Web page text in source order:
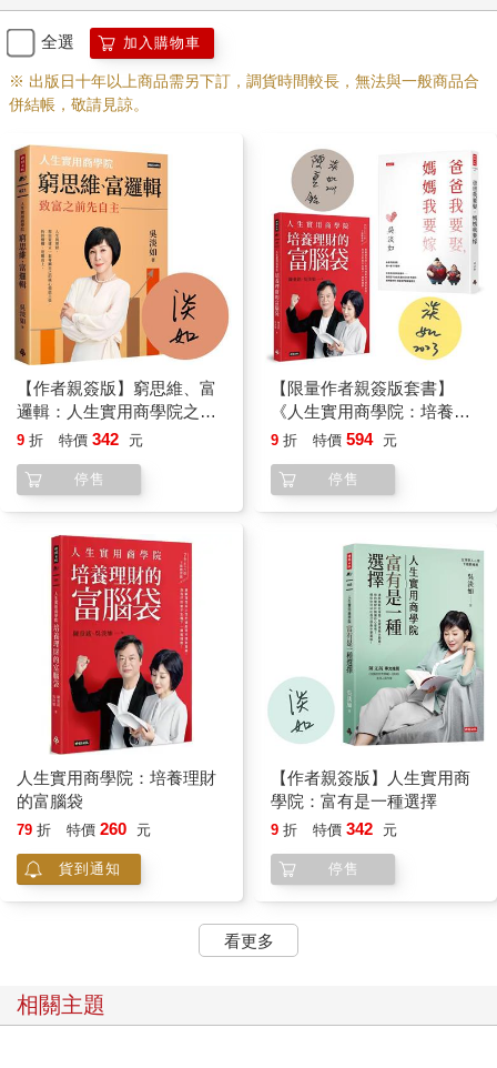
以輕鬆的跑完。不過去做身體檢查，卻發現自己已經有骨質疏鬆
的警訊，新陳代謝其實也沒到達標準值，而體脂率竟然是個胖
子……
的年齡大於平均值。你再怎麼努力的鍛鍊自己，再努力都沒及格
也是正常。
你只能讓自己老得不那麼難看，老得不那麼衰弱，只不過希望自
己不要摧枯拉朽迅速垮，千萬別幻想返老還童。
我們都希望明天會更好。但你真的相信隨著年歲增長，真有全面
性優化的可能嗎？
身體，在壯年之後就開始退化。中年之後，那種人力不能回天運
的感覺越來越強。我們唯一可能進化的，其實只有精神面。
這個時代的平台革命更迭太快……你的技能、經驗、知識甚至智
慧，過去有用，現在未必有用！我們沒有資格教訓年輕人說：
「我走過的橋比你走過的路多，吃過的鹽比你吃過的飯還多。」
多，未必用得上！那些橋那些鹽，只是沉沒成本!
大部分中年人都以為：只要我錢夠，我就可以退休了！
這個想法只把工作當成謀生的必須手段，忽略了工作的樂趣，也
把退休跟等死畫了等號！
過去的人在退休後，可能沒太多年歲可以活，現在的醫學卻可能
會讓我們在退休後活得比工作的時間久！
絕大多數的人，如果沒有持續性收入，肯定不夠活，會感覺自己
努力賺來的錢不知被誰偷走了？
日常生活困境的高頻詞。「內卷化」概念最初由美國人類學家吉
爾茨所提出，也有歷史學家將這一概念運用於經濟史研究，用來
指稱一種「沒有發展的增長」。更可以用來形容社會生活中高內
耗、低創新的競爭局面。
我想把這個詞用在只想著退休的個人身上。你是不是已經內卷化
了？我的確看過不少中年男女一直在過著高內耗丶低創新的生
命。我們責怪家庭或兒女的重擔，讓我們沒有過得那麼幸福，把
新？給自己新的生命力和新的角度去看人生問題。
全選 加入購物車
※ 出版日十年以上商品需另下訂，調貨時間較長，無法與一般商品合
併結帳，敬請見諒。
【作者親簽版】窮思維、富
邏輯：人生實用商學院之致
富之前先自主
9 折 特價 342 元
停售
【限量作者親簽版套書】
《人生實用商學院：培養理
財的富腦袋》＋《爸爸要再
9 折 特價 594 元
停售
人生實用商學院：培養理財
的富腦袋
79 折 特價 260 元
貨到通知
【作者親簽版】人生實用商
學院：富有是一種選擇
9 折 特價 342 元
停售
看更多
相關主題